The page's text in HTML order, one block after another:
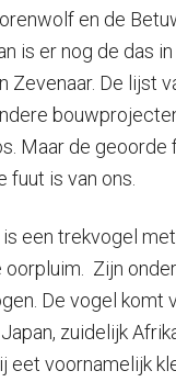
en de
is er nog de das
Zevenaar. De lijst
Maar de geoorde
fuut is van ons.
een trekvogel
oorpluim. Zijn
De vogel komt
zuidelijk
eet voornamelijk